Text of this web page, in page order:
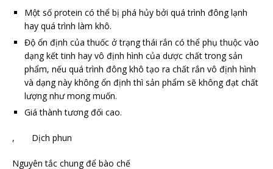
Một số protein có thể bị phá hủy bởi quá trình đông lạnh
hay quá trình làm khô.
Độ ổn định của thuốc ở trạng thái rắn có thể phụ thuộc vào
dạng kết tinh hay vô định hình của dược chất trong sản
phẩm, nếu quá trình đông khô tạo ra chất rắn vô định hình
và dạng này không ổn định thì sản phẩm sẽ không đạt chất
lượng như mong muốn.
Giá thành tương đối cao.
, Dịch phun
Nguyên tắc chung để bào chế